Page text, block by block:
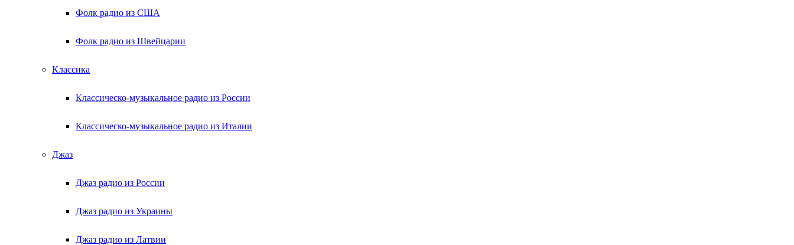
Фолк радио из США
Фолк радио из Швейцарии
Классика
Классическо-музыкальное радио из России
Классическо-музыкальное радио из Италии
Джаз
Джаз радио из России
Джаз радио из Украины
Джаз радио из Латвии